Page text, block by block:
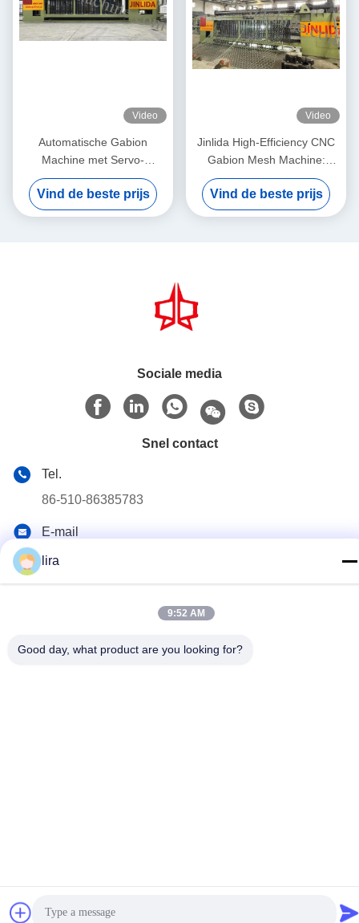
Video
Automatische Gabion
Machine met Servo-
gedreven Precision Mesh
Maker 5,3m Max Breedte
Vind de beste prijs
Video
Jinlida High-Efficiency CNC
Gabion Mesh Machine:
Perfect Combination of Fast
Output and Precision
Weaving to Boost
Vind de beste prijs
Sociale media
Snel contact
Tel.
86-510-86385783
E-mail
sales@gabion.cn
Adres
No.102, Yungu-Road, Zhutang-Stad, Jiangyin-Stad,
lira
9:52 AM
Good day, what product are you looking for?